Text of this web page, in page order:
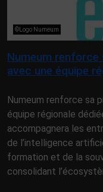
©Logo Numeum
Numeum renforce
avec une équipe
Numeum renforce sa
équipe régionale
accompagnera les
de l’intelligence
formation et de la
consolidant